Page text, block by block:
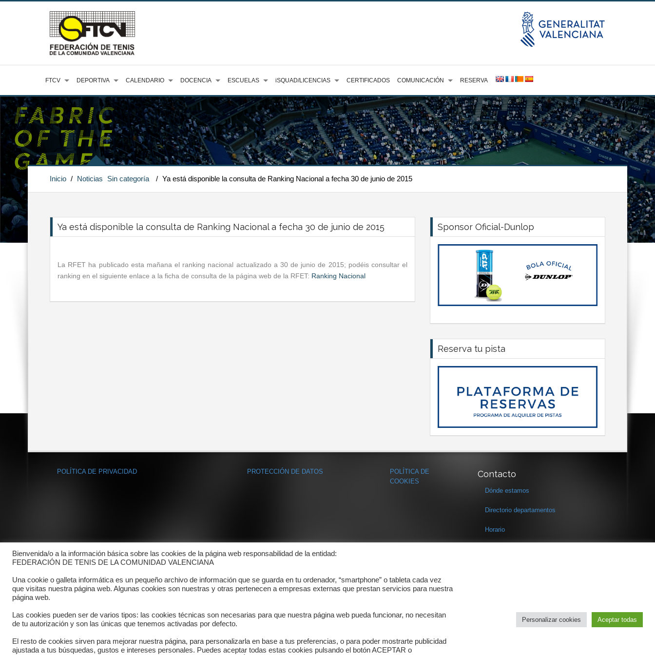
FTCV DEPORTIVA CALENDARIO DOCENCIA ESCUELAS iSQUAD/LICENCIAS CERTIFICADOS COMUNICACIÓN RESERVA
Inicio / Noticias Sin categoría / Ya está disponible la consulta de Ranking Nacional a fecha 30 de junio de 2015
Ya está disponible la consulta de Ranking Nacional a fecha 30 de junio de 2015
La RFET ha publicado esta mañana el ranking nacional actualizado a 30 de junio de 2015; podéis consultar el
ranking en el siguiente enlace a la ficha de consulta de la página web de la RFET: Ranking Nacional
Sponsor Oficial-Dunlop
Reserva tu pista
POLÍTICA DE PRIVACIDAD PROTECCIÓN DE DATOS
POLÍTICA DE
COOKIES
Contacto
Dónde estamos
Directorio departamentos
Horario
Copyright © 2025 FTCV
Bienvenida/o a la información básica sobre las cookies de la página web responsabilidad de la entidad:
FEDERACIÓN DE TENIS DE LA COMUNIDAD VALENCIANA
Una cookie o galleta informática es un pequeño archivo de información que se guarda en tu ordenador, “smartphone” o tableta cada vez
que visitas nuestra página web. Algunas cookies son nuestras y otras pertenecen a empresas externas que prestan servicios para nuestra
página web.
Las cookies pueden ser de varios tipos: las cookies técnicas son necesarias para que nuestra página web pueda funcionar, no necesitan
de tu autorización y son las únicas que tenemos activadas por defecto.
El resto de cookies sirven para mejorar nuestra página, para personalizarla en base a tus preferencias, o para poder mostrarte publicidad
ajustada a tus búsquedas, gustos e intereses personales. Puedes aceptar todas estas cookies pulsando el botón ACEPTAR o
Personalizar cookies Aceptar todas